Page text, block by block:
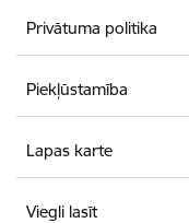
Privātuma politika
Piekļūstamība
Lapas karte
Viegli lasīt